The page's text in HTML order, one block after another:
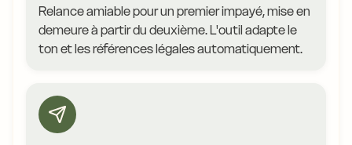
Relance amiable pour un premier impayé, mise en
demeure à partir du deuxième. L'outil adapte le
ton et les références légales automatiquement.